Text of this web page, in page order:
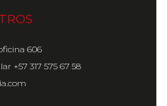
606
+57 317 575 67 58